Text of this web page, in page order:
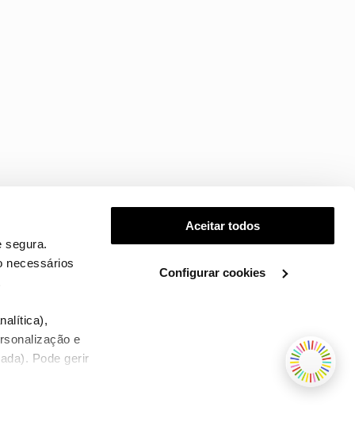
segura.
necessários
e
Pode gerir
Aceitar todos
Configurar cookies